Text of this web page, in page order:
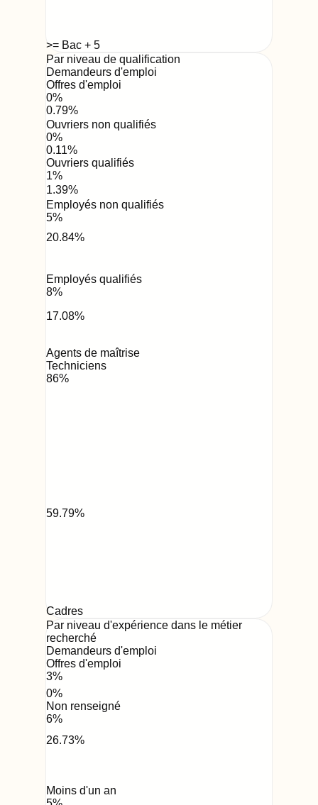
>= Bac + 5
Par niveau de qualification
Demandeurs d'emploi
Offres d'emploi
0%
0.79%
Ouvriers non qualifiés
0%
0.11%
Ouvriers qualifiés
1%
1.39%
Employés non qualifiés
5%
20.84%
Employés qualifiés
8%
17.08%
Agents de maîtrise
Techniciens
86%
59.79%
Cadres
Par niveau d'expérience dans le métier
recherché
Demandeurs d'emploi
Offres d'emploi
3%
0%
Non renseigné
6%
26.73%
Moins d'un an